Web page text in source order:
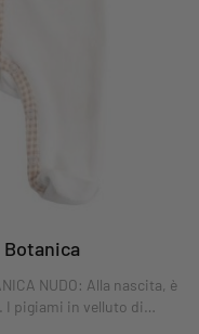
NUDO: Alla nascita, è
I pigiami in velluto di